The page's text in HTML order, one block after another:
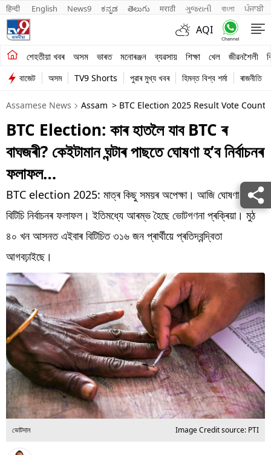
हिन्दी English News9 ಕನ್ನಡ తెలుగు मराठी ગુજરાતી বাংলা ਪੰਜਾਬੀ
AQI
শেহতীয়া খবৰ অসম ভাৰত মনোৰঞ্জন ব্যৱসায় শিক্ষা খেল জীৱনশৈলী
শেহতীয়া খবৰ
অসম
ভাৰত
মনোৰঞ্জন
শিক্ষা
খেল
বিশ্ব
প্ৰযুক্তি
Videos
বাজেট অসম TV9 Shorts পুৱাৰ মুখ্য খবৰ হিমন্ত বিশ্ব শৰ্মা ৰাজনীতি
Assamese News Assam > BTC Election 2025 Result Vote
BTC Election: কাৰ হাতলৈ যাব BTC ৰ
বাঘজৰী? কেইটামান ঘন্টাৰ পাছতে ঘোষণা হ’ব নিৰ্বাচনৰ
ফলাফল…
BTC election 2025: মাত্ৰ কিছু সময়ৰ অপেক্ষা। আজি ঘোষণা হ'ব
বিটিচি নিৰ্বাচনৰ ফলাফল। ইতিমধ্যে আৰম্ভ হৈছে ভোটগণনা প্ৰক্ৰিয়া। মুঠ
৪০ খন আসনত এইবাৰ বিটিচিত ৩১৬ জন প্ৰাৰ্থীয়ে প্ৰতিদ্বন্দ্বিতা
আগবঢ়াইছে।
ভোটদান Image Credit source: PTI